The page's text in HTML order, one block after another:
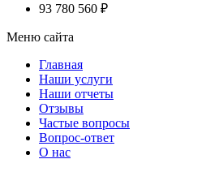
93 780 560 ₽
Меню сайта
Главная
Наши услуги
Наши отчеты
Отзывы
Частые вопросы
Вопрос-ответ
О нас